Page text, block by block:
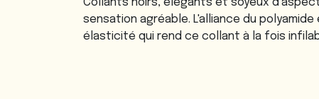
Collants noirs, élégants et soyeux
sensation agréable. L'alliance du
élasticité qui rend ce collant à la fois